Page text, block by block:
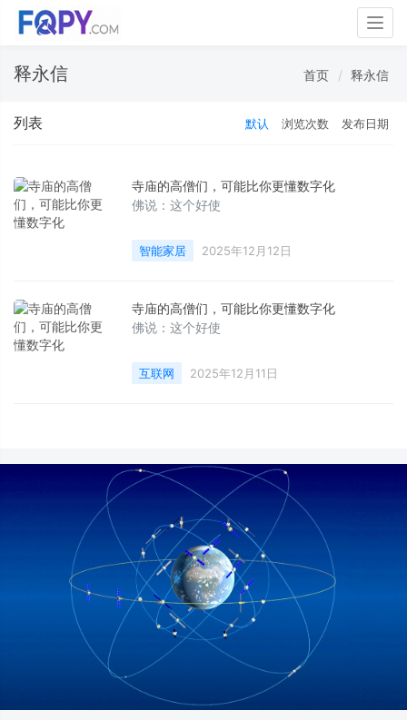
释永信 首页 释永信
列表 默认 浏览次数 发布日期
寺庙的高僧们，可能比你更懂数字化
佛说：这个好使
智能家居 2025年12月12日
寺庙的高僧们，可能比你更懂数字化
佛说：这个好使
互联网 2025年12月11日